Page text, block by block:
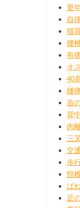
更
自
猫
腰
有
オ
40
腰
首
背
肉
三
交
歩
頸
ば
足